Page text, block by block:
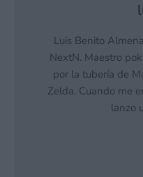
Luis Benito
NextN. Maestro
por la tubería de
Zelda. Cuando me
lanzo